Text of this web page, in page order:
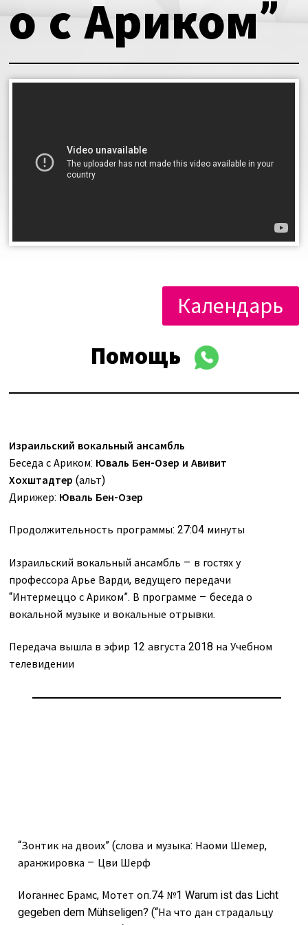
о с Ариком”
Помощь
Календарь
Израильский вокальный ансамбль
Беседа с Ариком: Юваль Бен-Озер и Авивит
Хохштадтер (альт)
Дирижер: Юваль Бен-Озер
Продолжительность программы: 27:04 минуты
Израильский вокальный ансамбль – в гостях у
профессора Арье Варди, ведущего передачи
“Интермеццо с Ариком”. В программе – беседа о
вокальной музыке и вокальные отрывки.
Передача вышла в эфир 12 августа 2018 на Учебном
телевидении
“Зонтик на двоих” (слова и музыка: Наоми Шемер,
аранжировка – Цви Шерф
Иоганнес Брамс, Мотет оп.74 №1 Warum ist das Licht
gegeben dem Mühseligen? (“На что дан страдальцу